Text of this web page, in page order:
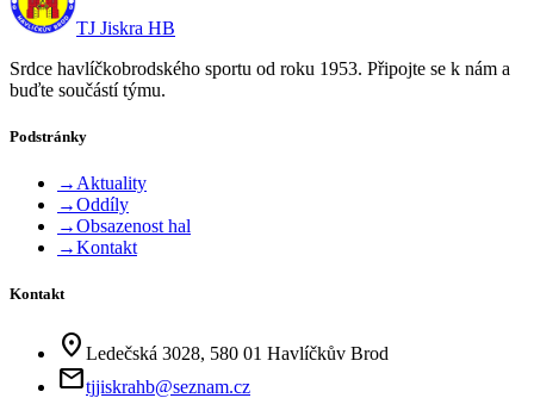
TJ Jiskra HB
Srdce havlíčkobrodského sportu od roku 1953. Připojte se k nám a
buďte součástí týmu.
Podstránky
→ Aktuality
→Oddíly
→Obsazenost hal
→Kontakt
Kontakt
location_on Ledečská 3028, 580 01 Havlíčkův Brod
mailtjjiskrahb@seznam.cz